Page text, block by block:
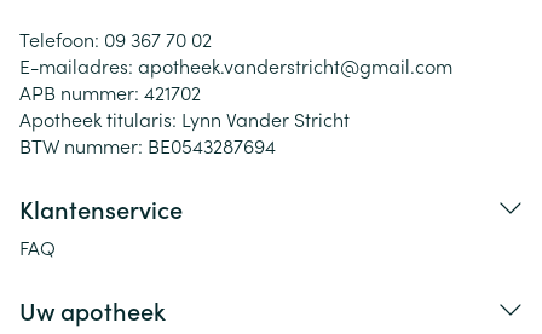
Telefoon: 09 367 70 02
E-mailadres: apotheek.vanderstricht@gmail.com
APB nummer: 421702
Apotheek titularis: Lynn Vander Stricht
BTW nummer: BE0543287694
Klantenservice
FAQ
Uw apotheek